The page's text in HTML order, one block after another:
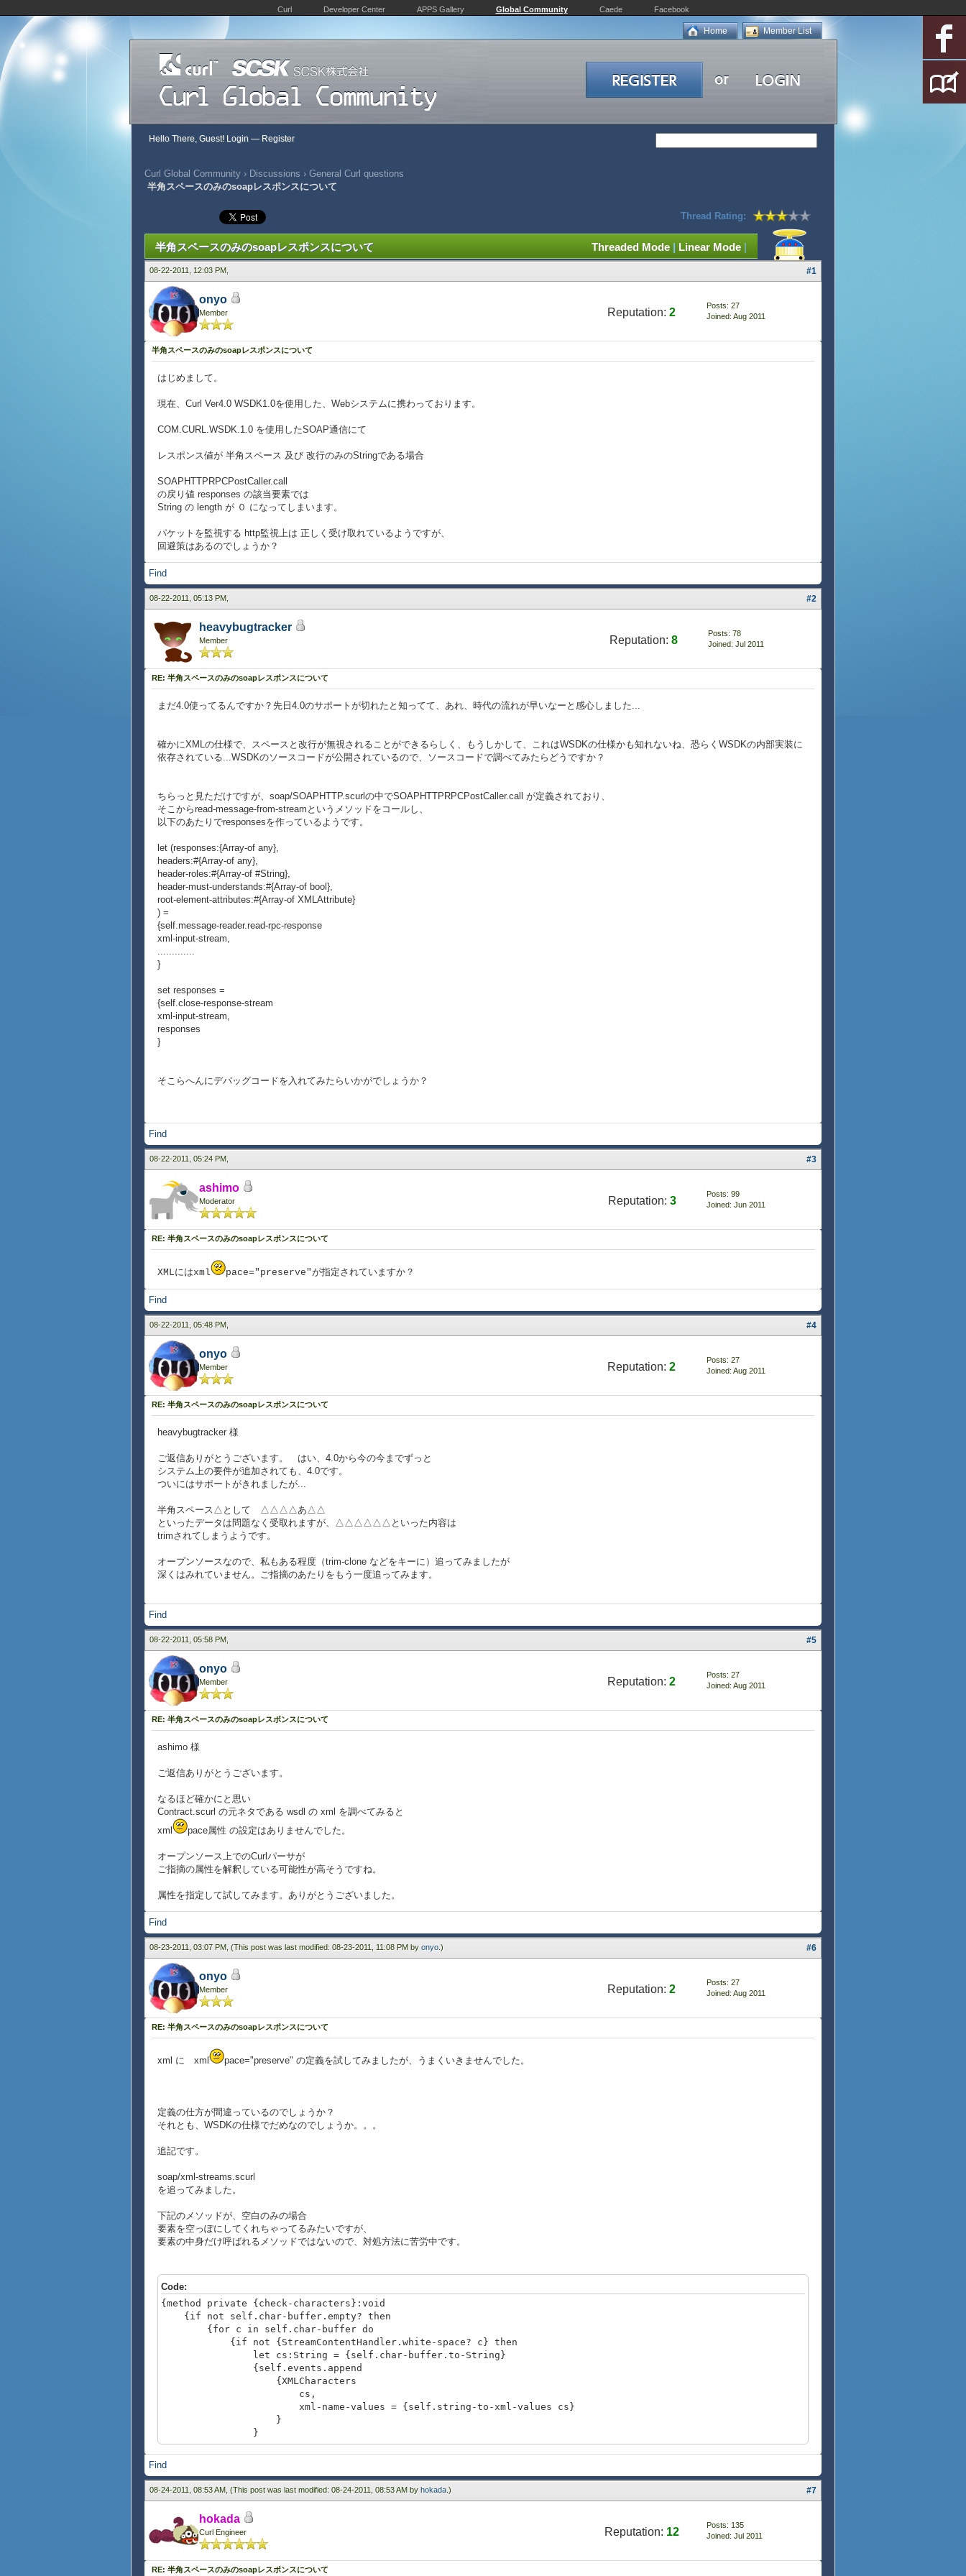
Curl Developer Center APPS Gallery Global Community Caede Facebook
Member List
Home
Hello There, Guest! Login — Register
Curl Global Community › Discussions › General Curl questions
半角スペースのみのsoapレスポンスについて
Thread Rating:
Threaded Mode | Linear Mode |
半角スペースのみのsoapレスポンスについて
08-22-2011, 12:03 PM, #1
onyo
Member Reputation: 2
Posts: 27
Joined: Aug 2011
半角スペースのみのsoapレスポンスについて
はじめまして。
現在、Curl Ver4.0 WSDK1.0を使用した、Webシステムに携わっております。
COM.CURL.WSDK.1.0 を使用したSOAP通信にて
レスポンス値が 半角スペース 及び 改行のみのStringである場合
SOAPHTTPRPCPostCaller.call
の戻り値 responses の該当要素では
String の length が ０ になってしまいます。
パケットを監視する http監視上は 正しく受け取れているようですが、
回避策はあるのでしょうか？
Find
08-22-2011, 05:13 PM, #2
heavybugtracker
Member Reputation: 8
Posts: 78
Joined: Jul 2011
RE: 半角スペースのみのsoapレスポンスについて
まだ4.0使ってるんですか？先日4.0のサポートが切れたと知ってて、あれ、時代の流れが早いなーと感心しました...
確かにXMLの仕様で、スペースと改行が無視されることができるらしく、もうしかして、これはWSDKの仕様かも知れないね、恐らくWSDKの内部実装に
依存されている...WSDKのソースコードが公開されているので、ソースコードで調べてみたらどうですか？
ちらっと見ただけですが、soap/SOAPHTTP.scurlの中でSOAPHTTPRPCPostCaller.call が定義されており、
そこからread-message-from-streamというメソッドをコールし、
以下のあたりでresponsesを作っているようです。
let (responses:{Array-of any},
headers:#{Array-of any},
header-roles:#{Array-of #String},
header-must-understands:#{Array-of bool},
root-element-attributes:#{Array-of XMLAttribute}
) =
{self.message-reader.read-rpc-response
xml-input-stream,
.............
}
set responses =
{self.close-response-stream
xml-input-stream,
responses
}
そこらへんにデバッグコードを入れてみたらいかがでしょうか？
Find
08-22-2011, 05:24 PM, #3
ashimo
Moderator Reputation: 3
Posts: 99
Joined: Jun 2011
RE: 半角スペースのみのsoapレスポンスについて
XMLにはxml pace="preserve"が指定されていますか？
Find
08-22-2011, 05:48 PM, #4
onyo
Member Reputation: 2
Posts: 27
Joined: Aug 2011
RE: 半角スペースのみのsoapレスポンスについて
heavybugtracker 様
ご返信ありがとうございます。 はい、4.0から今の今までずっと
システム上の要件が追加されても、4.0です。
ついにはサポートがきれましたが...
半角スペース△として △△△△あ△△
といったデータは問題なく受取れますが、△△△△△△といった内容は
trimされてしまうようです。
オープンソースなので、私もある程度（trim-clone などをキーに）追ってみましたが
深くはみれていません。ご指摘のあたりをもう一度追ってみます。
Find
08-22-2011, 05:58 PM, #5
onyo
Member Reputation: 2
Posts: 27
Joined: Aug 2011
RE: 半角スペースのみのsoapレスポンスについて
ashimo 様
ご返信ありがとうございます。
なるほど確かにと思い
Contract.scurl の元ネタである wsdl の xml を調べてみると
xml
pace属性 の設定はありませんでした。
オープンソース上でのCurlパーサが
ご指摘の属性を解釈している可能性が高そうですね。
属性を指定して試してみます。ありがとうございました。
Find
08-23-2011, 03:07 PM, (This post was last modified: 08-23-2011, 11:08 PM by onyo .) #6
onyo
Member Reputation: 2
Posts: 27
Joined: Aug 2011
RE: 半角スペースのみのsoapレスポンスについて
xml に xml pace="preserve" の定義を試してみましたが、うまくいきませんでした。
定義の仕方が間違っているのでしょうか？
それとも、WSDKの仕様でだめなのでしょうか。。。
追記です。
soap/xml-streams.scurl
を追ってみました。
下記のメソッドが、空白のみの場合
要素を空っぽにしてくれちゃってるみたいですが、
要素の中身だけ呼ばれるメソッドではないので、対処方法に苦労中です。
Code:
{method private {check-characters}:void
{if not self.char-buffer.empty? then
{for c in self.char-buffer do
{if not {StreamContentHandler.white-space? c} then
let cs:String = {self.char-buffer.to-String}
{self.events.append
{XMLCharacters
cs,
xml-name-values = {self.string-to-xml-values cs}
}
}
{break}
}
}
{self.char-buffer.clear}
Find
08-24-2011, 08:53 AM, (This post was last modified: 08-24-2011, 08:53 AM by hokada .) #7
hokada
Curl Engineer Reputation: 12
Posts: 135
Joined: Jul 2011
RE: 半角スペースのみのsoapレスポンスについて